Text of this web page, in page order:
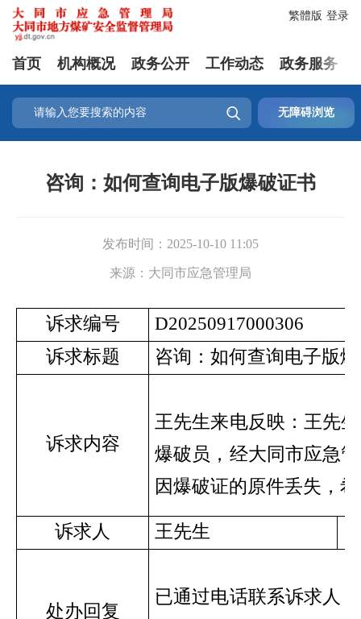
登录
繁體版
首页 机构概况 政务公开 工作动态 政务服务
 无障碍浏览
咨询：如何查询电子版爆破证书
发布时间： 2025-10-10 11:05
来源： 大同市应急管理局
诉求编号
D20250917000306
诉求标题
咨询：如何查询电子版
诉求内容
王先生来电反映：王先
爆破员，经大同市应急
因爆破证的原件丢失，
诉求人 王先生
处办回复
已通过电话联系诉求人